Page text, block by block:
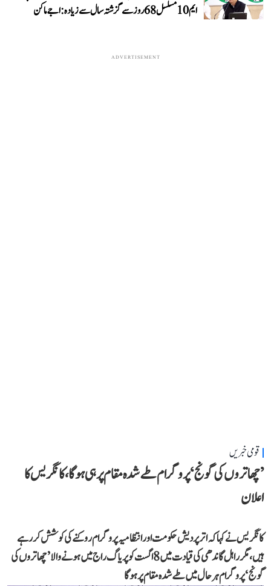
ایم 10 مسلسل 68 روز سے گزشتہ سال سے زیادہ: اجے ماکن
ADVERTISEMENT
قومی خبریں
’چھاتروں کی گونج‘ پروگرام طے شدہ مقام پر ہی ہوگا، کانگریس کا
اعلان
کانگریس نے کہا کہ اتر پردیش حکومت اور انتظامیہ پروگرام روکنے کی کوشش کر رہے
ہیں، مگر راہل گاندھی کی قیادت میں 8 اگست کو پریاگ راج میں ہونے والا ’چھاتروں کی
گونج‘ پروگرام ہر حال میں طے شدہ مقام پر ہوگا